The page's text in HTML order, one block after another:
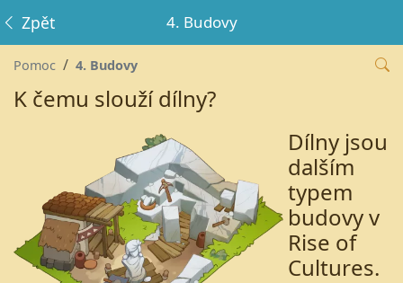
4. Budovy
Zpět
Pomoc 4. Budovy
K čemu slouží dílny?
Dílny jsou
dalším
typem
budovy v
Rise of
Cultures.